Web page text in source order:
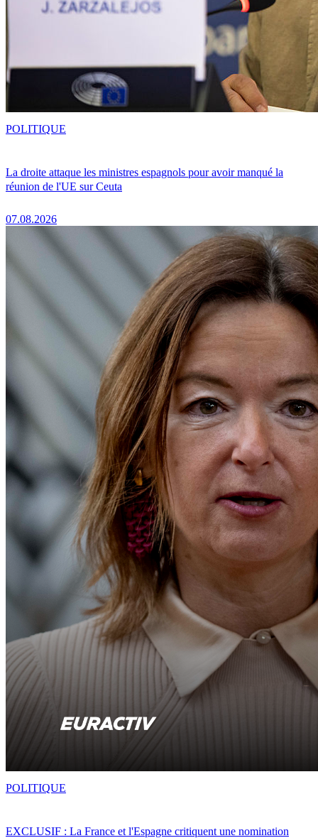
La droite attaque les ministres espagnols pour avoir manqué la
réunion de l'UE sur Ceuta
07.08.2026
POLITIQUE
EXCLUSIF : La France et l'Espagne critiquent une nomination
POLITIQUE